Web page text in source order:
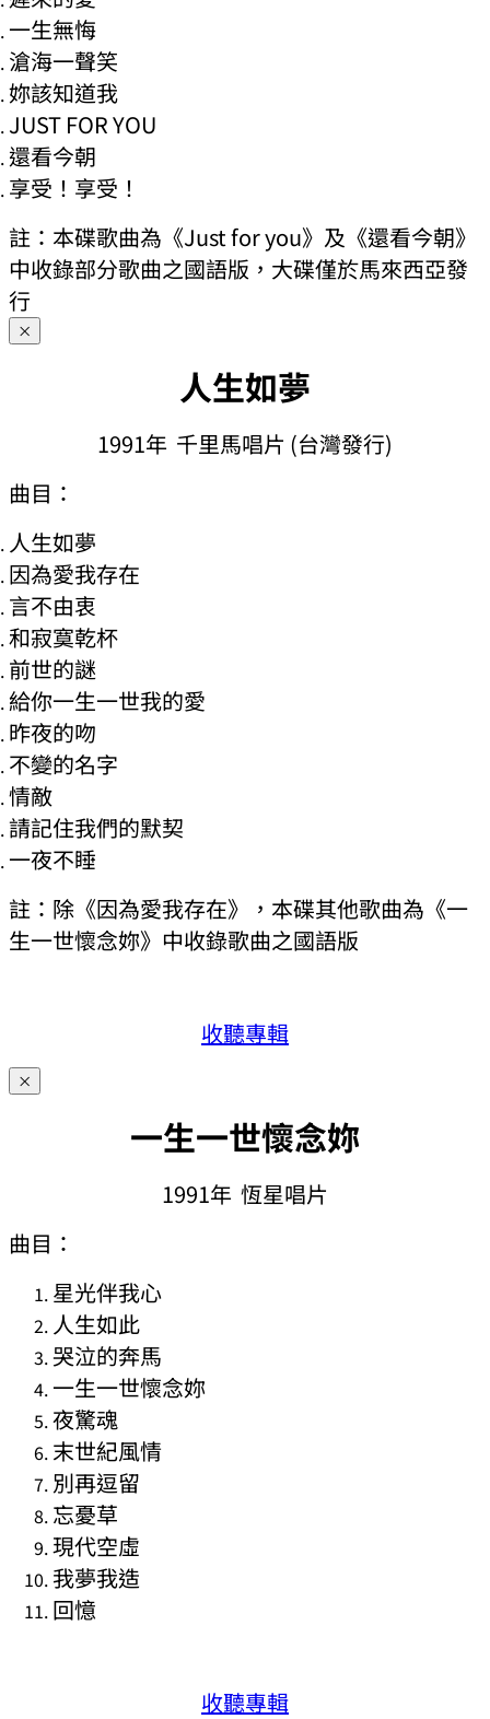
一生無悔
滄海一聲笑
妳該知道我
JUST FOR YOU
還看今朝
享受！享受！
註：本碟歌曲為《Just for you》及《還看今朝》
中收錄部分歌曲之國語版，大碟僅於馬來西亞發
行
×
人生如夢
1991年 千里馬唱片 (台灣發行)
曲目：
人生如夢
因為愛我存在
言不由衷
和寂寞乾杯
前世的謎
給你一生一世我的愛
昨夜的吻
不變的名字
情敵
請記住我們的默契
一夜不睡
註：除《因為愛我存在》，本碟其他歌曲為《一
生一世懷念妳》中收錄歌曲之國語版
收聽專輯
×
一生一世懷念妳
1991年 恆星唱片
曲目：
星光伴我心
人生如此
哭泣的奔馬
一生一世懷念妳
夜驚魂
末世紀風情
別再逗留
忘憂草
現代空虛
我夢我造
回憶
收聽專輯